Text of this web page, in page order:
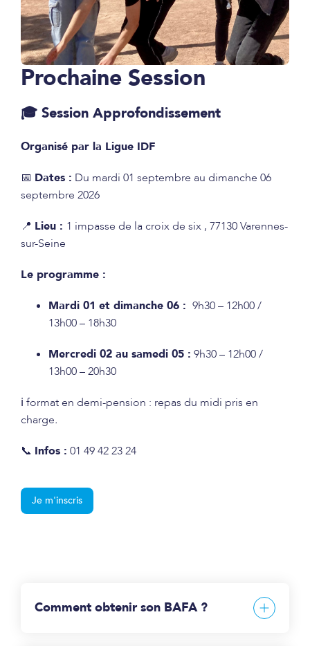
Prochaine Session
🎓 Session Approfondissement
Organisé par la Ligue IDF
📅 Dates : Du mardi 01 septembre au dimanche 06
septembre 2026
📍 Lieu : 1 impasse de la croix de six , 77130 Varennes-
sur-Seine
Le programme :
Mardi 01 et dimanche 06 : 9h30 – 12h00 /
13h00 – 18h30
Mercredi 02 au samedi 05 : 9h30 – 12h00 /
13h00 – 20h30
ℹ️ format en demi-pension : repas du midi pris en
charge.
📞 Infos : 01 49 42 23 24
Je m'inscris
Comment obtenir son BAFA ?